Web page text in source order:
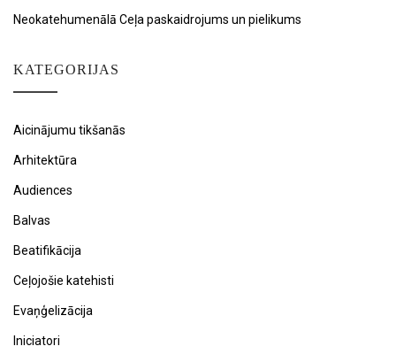
Neokatehumenālā Ceļa paskaidrojums un pielikums
KATEGORIJAS
Aicinājumu tikšanās
Arhitektūra
Audiences
Balvas
Beatifikācija
Ceļojošie katehisti
Evaņģelizācija
Iniciatori